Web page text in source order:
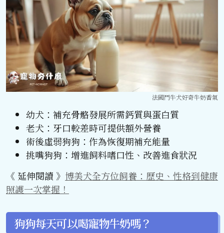
法國鬥牛犬好奇牛奶香氣
幼犬：補充骨骼發展所需鈣質與蛋白質
老犬：牙口較差時可提供額外營養
術後虛弱狗狗：作為恢復期補充能量
挑嘴狗狗：增進飼料嗜口性、改善進食狀況
《 延伸閱讀 》 博美犬全方位飼養：歷史、性格到健康
照護一次掌握！
狗狗每天可以喝寵物牛奶嗎？